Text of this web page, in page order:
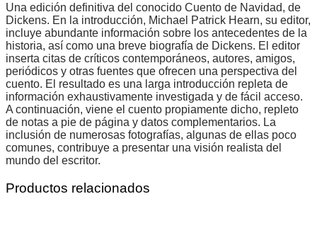
Una edición definitiva del conocido Cuento de Navidad, de
Dickens. En la introducción, Michael Patrick Hearn, su editor,
incluye abundante información sobre los antecedentes de la
historia, así como una breve biografía de Dickens. El editor
inserta citas de críticos contemporáneos, autores, amigos,
periódicos y otras fuentes que ofrecen una perspectiva del
cuento. El resultado es una larga introducción repleta de
información exhaustivamente investigada y de fácil acceso.
A continuación, viene el cuento propiamente dicho, repleto
de notas a pie de página y datos complementarios. La
inclusión de numerosas fotografías, algunas de ellas poco
comunes, contribuye a presentar una visión realista del
mundo del escritor.
Productos relacionados